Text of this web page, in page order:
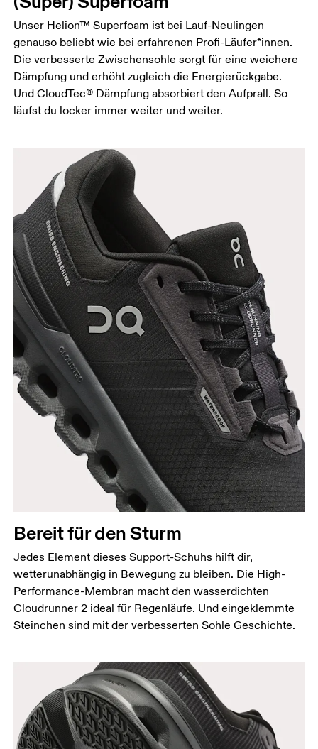
Unser Helion™ Superfoam ist bei Lauf-Neulingen
genauso beliebt wie bei erfahrenen Profi-Läufer*innen.
Die verbesserte Zwischensohle sorgt für eine weichere
Dämpfung und erhöht zugleich die Energierückgabe.
Und CloudTec® Dämpfung absorbiert den Aufprall. So
läufst du locker immer weiter und weiter.
Bereit für den Sturm
Jedes Element dieses Support-Schuhs hilft dir,
wetterunabhängig in Bewegung zu bleiben. Die High-
Performance-Membran macht den wasserdichten
Cloudrunner 2 ideal für Regenläufe. Und eingeklemmte
Steinchen sind mit der verbesserten Sohle Geschichte.